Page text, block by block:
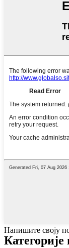
Напишите своју
Категорије